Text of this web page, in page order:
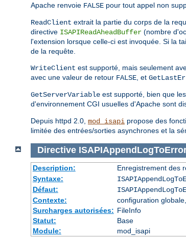
Apache renvoie FALSE pour tout appel non
ReadClient extrait la partie du corps de la
directive ISAPIReadAheadBuffer (nombre
l'extension lorsque celle-ci est invoquée. Si la
de la requête.
WriteClient est supporté, mais seulement
avec une valeur de retour FALSE , et
GetServerVariable est supporté, bien que
d'environnement CGI usuelles d'Apache sont
Depuis httpd 2.0, mod_isapi propose des
limitée des entrées/sorties asynchrones et la
Directive
Description: Enregistrement des
Syntaxe:
Défaut:
Contexte:
configuration
Surcharges autorisées: FileInfo
Statut:
Base
Module:
mod_isapi